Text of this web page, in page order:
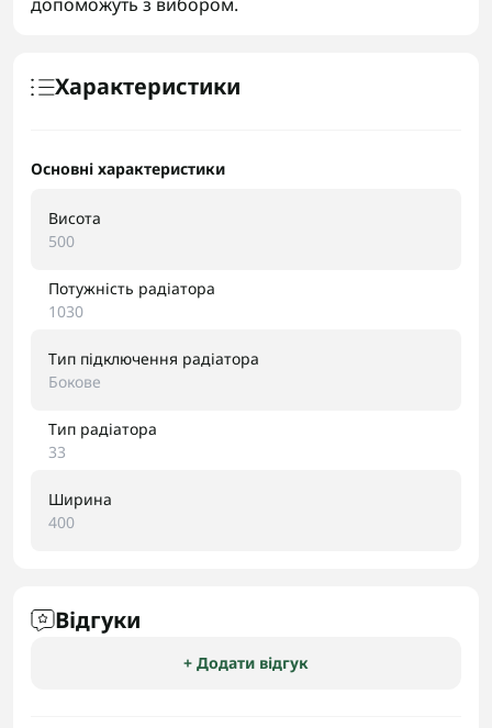
Характеристики
Основні характеристики
Висота
500
Потужність радіатора
1030
Тип підключення радіатора
Бокове
Тип радіатора
33
Ширина
400
Відгуки
+ Додати відгук